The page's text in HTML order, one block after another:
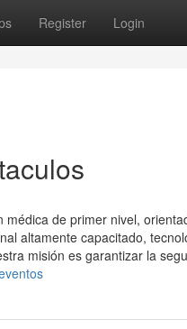
Register Login
de primer nivel,
altamente capacitado,
misión es garantizar la